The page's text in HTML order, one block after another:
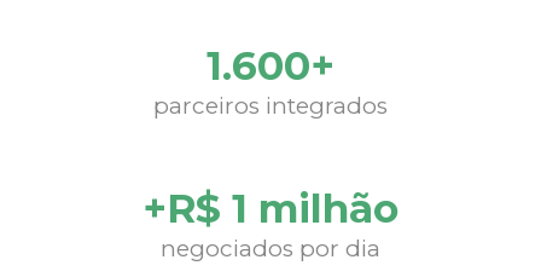
1.600+
parceiros integrados
+R$ 1 milhão
negociados por dia